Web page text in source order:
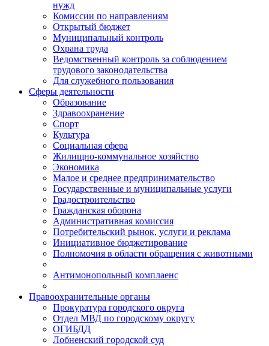
нужд
Комиссии по направлениям
Открытый бюджет
Муниципальный контроль
Охрана труда
Ведомственный контроль за соблюдением
трудового законодательства
Для служебного пользования
Сферы деятельности
Образование
Здравоохранение
Спорт
Культура
Социальная сфера
Жилищно-коммунальное хозяйство
Экономика
Малое и среднее предпринимательство
Государственные и муниципальные услуги
Градостроительство
Гражданская оборона
Административная комиссия
Потребительский рынок, услуги и реклама
Инициативное бюджетирование
Полномочия в области обращения с животными
Антимонопольный комплаенс
Правоохранительные органы
Прокуратура городского округа
Отдел МВД по городскому округу
ОГИБДД
Лобненский городской суд